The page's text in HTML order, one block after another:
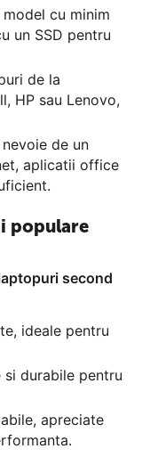
model cu minim
un SSD pentru
de la
HP sau Lenovo,
de un
aplicatii office
populare
second
ideale pentru
durabile pentru
apreciate